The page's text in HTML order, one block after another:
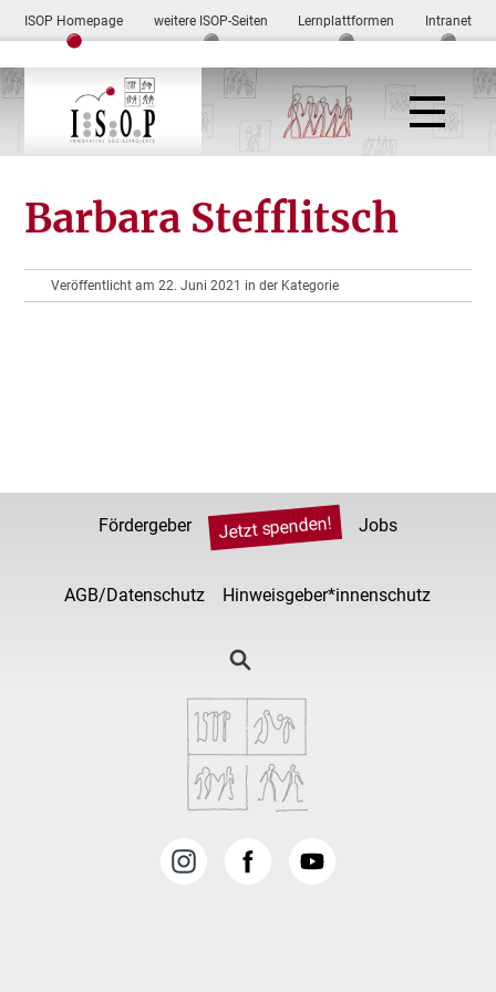
ISOP Homepage weitere ISOP-Seiten Lernplattformen Intranet
Barbara Stefflitsch
Veröffentlicht am 22. Juni 2021 in der Kategorie
Fördergeber Jetzt spenden! Jobs
AGB/Datenschutz Hinweisgeber*innenschutz